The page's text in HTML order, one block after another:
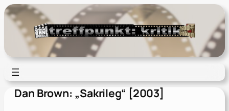
Zum
Inhalt
springen
Dan Brown: „Sakrileg“ [2003]